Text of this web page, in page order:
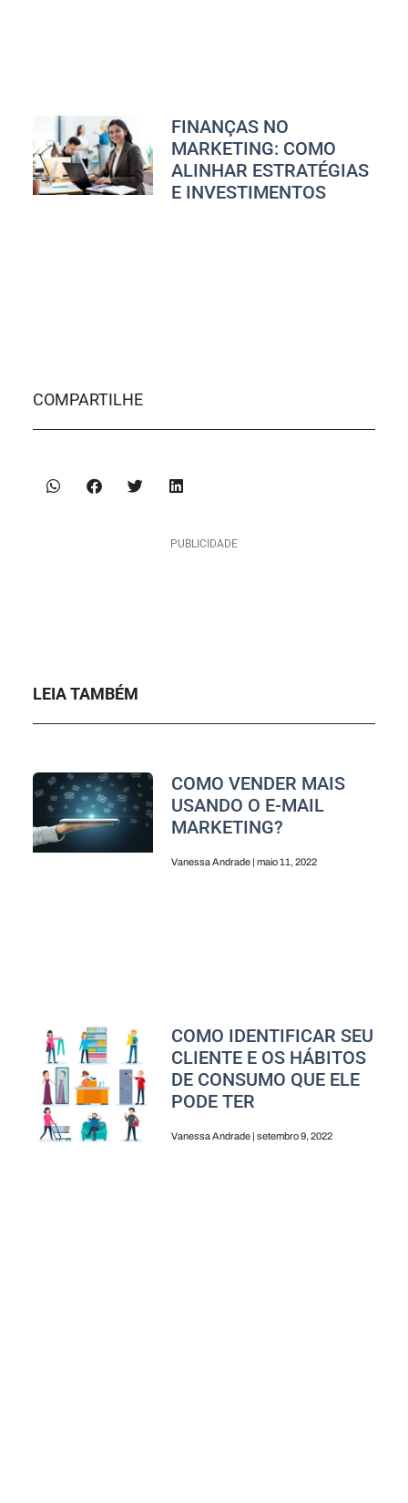
FINANÇAS NO
MARKETING: COMO
ALINHAR ESTRATÉGIAS
E INVESTIMENTOS
COMPARTILHE
PUBLICIDADE
LEIA TAMBÉM
COMO VENDER MAIS
USANDO O E-MAIL
MARKETING?
Vanessa Andrade maio 11, 2022
COMO IDENTIFICAR SEU
CLIENTE E OS HÁBITOS
DE CONSUMO QUE ELE
PODE TER
Vanessa Andrade setembro 9, 2022